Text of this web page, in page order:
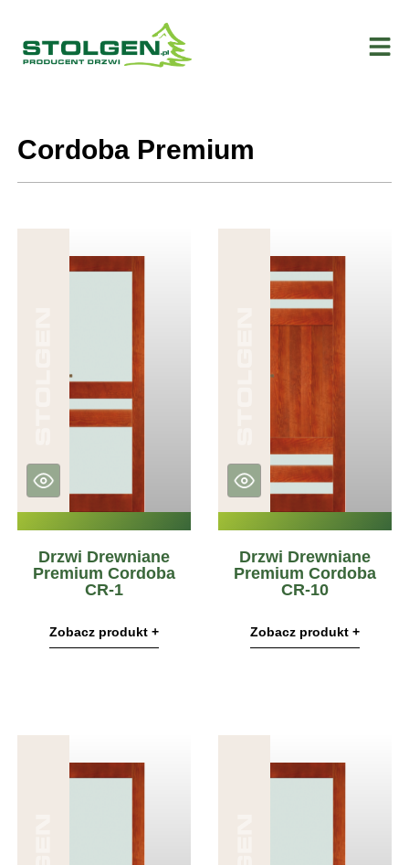
Cordoba Premium
Drzwi Drewniane
Premium Cordoba
CR-1
Zobacz produkt +
Drzwi Drewniane
Premium Cordoba
CR-10
Zobacz produkt +